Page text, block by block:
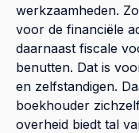
werkzaamheden.
voor de financiële
daarnaast fiscale
benutten. Dat is
en zelfstandigen.
boekhouder
overheid biedt tal